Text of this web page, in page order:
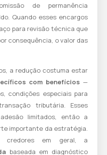
de permanência
Quando esses encargos
para revisão técnica que
consequência, o valor das
a redução costuma estar
com benefícios —
condições especiais para
tributária. Esses
limitados, então a
importante da estratégia.
credores em geral, a
baseada em diagnóstico